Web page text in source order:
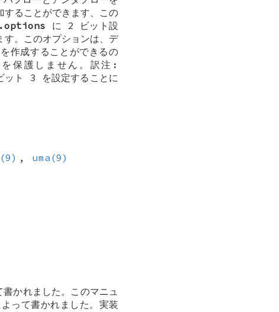
することができます、この
に 2 ビット設
。このオプションは、デ
成することができるの
保護しません。訳注:
ット 3 を設定することに
, uma(9)
れました。このマニュ
て書かれました。実装